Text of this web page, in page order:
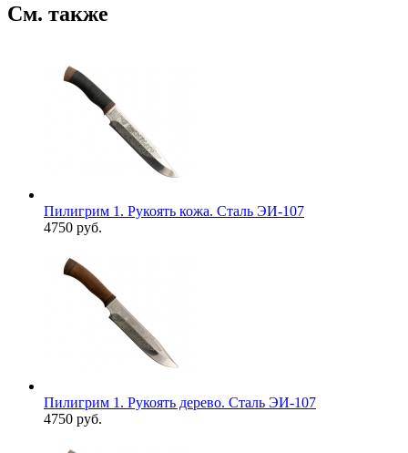
См. также
Пилигрим 1. Рукоять кожа. Сталь ЭИ-107
4750 руб.
Пилигрим 1. Рукоять дерево. Сталь ЭИ-107
4750 руб.